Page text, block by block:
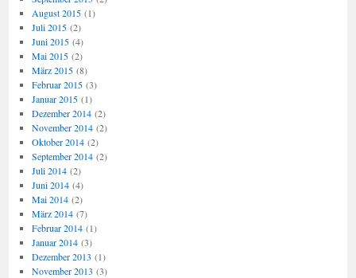
August 2015(1)
Juli 2015(2)
Juni 2015(4)
Mai 2015(2)
März 2015(8)
Februar 2015(3)
Januar 2015(1)
Dezember 2014(2)
November 2014(2)
Oktober 2014(2)
September 2014(2)
Juli 2014(2)
Juni 2014(4)
Mai 2014(2)
März 2014(7)
Februar 2014(1)
Januar 2014(3)
Dezember 2013 (1)
November 2013 (3)